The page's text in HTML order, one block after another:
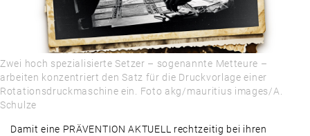
Zwei hoch­ spezialisierte Setzer – sogenannte Metteure –
arbeiten konzentriert den Satz für die Druckvorlage einer
Rotationsdruckmaschine ein. Foto akg/mauritius images/A.
Schulze
Damit eine PRÄVENTION AKTUELL rechtzeitig bei ihren